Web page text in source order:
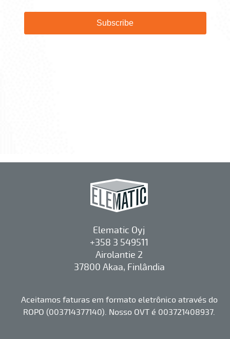
Elematic Oyj
+358 3 549511
Airolantie 2
37800 Akaa, Finlândia
Aceitamos faturas em formato eletrônico através do
ROPO (003714377140). Nosso OVT é 003721408937.